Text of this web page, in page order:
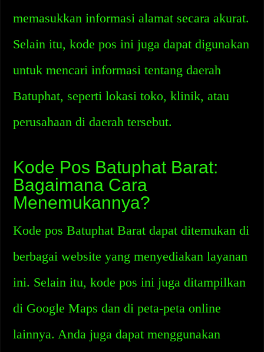
memasukkan informasi alamat secara akurat.
Selain itu, kode pos ini juga dapat digunakan
untuk mencari informasi tentang daerah
Batuphat, seperti lokasi toko, klinik, atau
perusahaan di daerah tersebut.
Kode Pos Batuphat Barat:
Bagaimana Cara
Menemukannya?
Kode pos Batuphat Barat dapat ditemukan di
berbagai website yang menyediakan layanan
ini. Selain itu, kode pos ini juga ditampilkan
di Google Maps dan di peta-peta online
lainnya. Anda juga dapat menggunakan